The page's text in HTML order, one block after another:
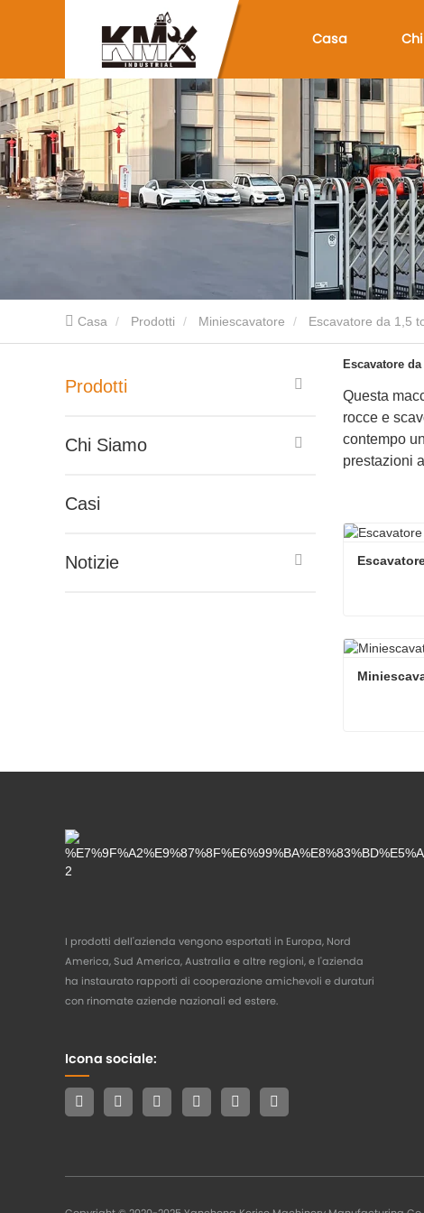
Casa
Casa Prodotti Miniescavatore Escavatore da 1,5
Prodotti
Chi Siamo
Casi
Notizie
Escavatore
Questa
rocce e
contempo
prestazioni
Contatta
I prodotti dell'azienda vengono esportati in Europa, Nord
America, Sud America, Australia e altre regioni, e l'azienda
ha instaurato rapporti di cooperazione amichevoli e duraturi
con rinomate aziende nazionali ed estere.
Icona sociale: